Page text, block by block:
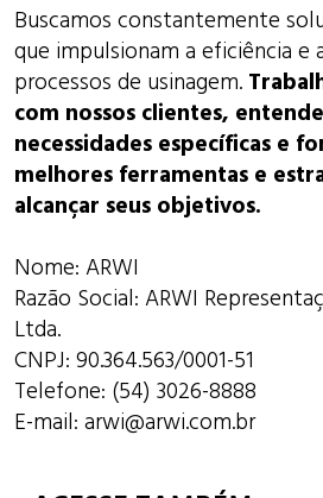
Buscamos constantemente
que impulsionam a eficiência e
processos de usinagem.
com nossos clientes,
necessidades específicas e
melhores ferramentas e
alcançar seus objetivos.
Nome: ARWI
Razão Social: ARWI
Ltda.
CNPJ: 90.364.563/0001-51
Telefone: (54) 3026-8888
E-mail: arwi@arwi.com.br